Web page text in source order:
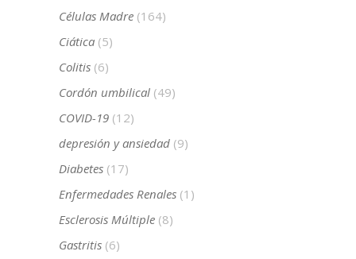
Células Madre (164)
Ciática (5)
Colitis (6)
Cordón umbilical (49)
COVID-19 (12)
depresión y ansiedad (9)
Diabetes (17)
Enfermedades Renales (1)
Esclerosis Múltiple (8)
Gastritis (6)